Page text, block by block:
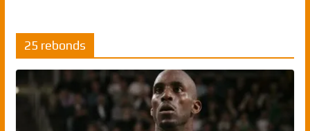
25 rebonds